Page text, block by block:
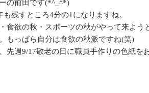
の前田です(*^_^*)
残すところ4分の1になりますね。
食欲の秋・スポーツの秋がやって来よう
もっぱら自分は食欲の秋派ですね(笑)
先週9/17敬老の日に職員手作りの色紙を